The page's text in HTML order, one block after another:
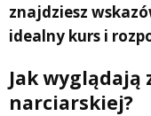
znajdziesz
idealny kurs i
Jak wyglądają
narciarskiej?